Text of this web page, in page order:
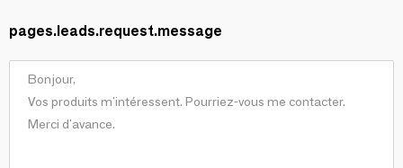
pages.leads.request.message